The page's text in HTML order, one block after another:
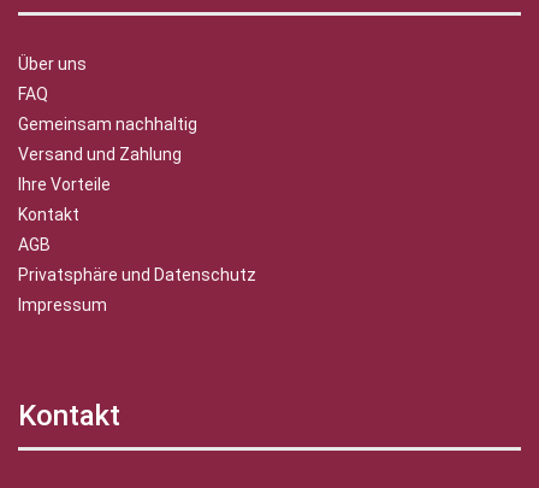
Über uns
FAQ
Gemeinsam nachhaltig
Versand und Zahlung
Ihre Vorteile
Kontakt
AGB
Privatsphäre und Datenschutz
Impressum
Kontakt